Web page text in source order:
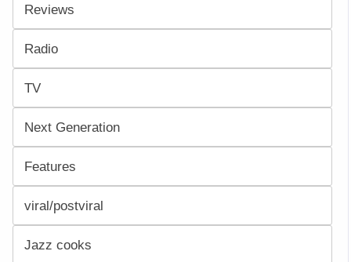
Reviews
Radio
TV
Next Generation
Features
viral/postviral
Jazz cooks